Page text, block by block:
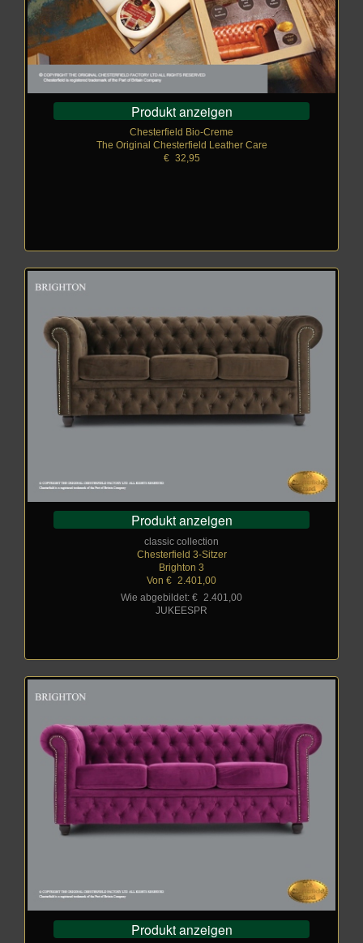
Produkt anzeigen
Chesterfield Bio-Creme
The Original Chesterfield Leather Care
€_ 32,95
Produkt anzeigen
classic collection
Chesterfield 3-Sitzer
Brighton 3
Von € 2.401,00
Wie abgebildet: €
2.401,00
JUKEESPR
Produkt anzeigen